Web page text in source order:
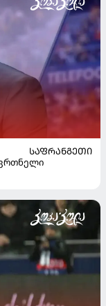
ᲡᲐᲤᲠᲐᲜᲒᲔᲗᲘ